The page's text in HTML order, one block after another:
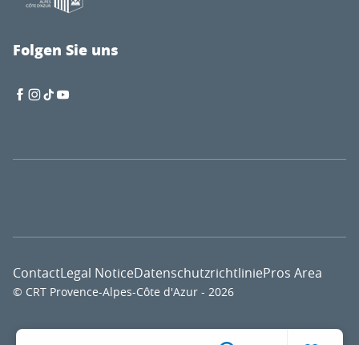
Folgen Sie uns
© CRT Provence-Alpes-Côte d'Azur - 2026
ContactLegal NoticeDatenschutzrichtliniePros Area